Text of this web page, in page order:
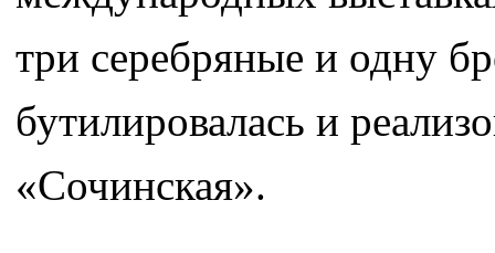
три серебряные и одну
бутилировалась и
«Сочинская».